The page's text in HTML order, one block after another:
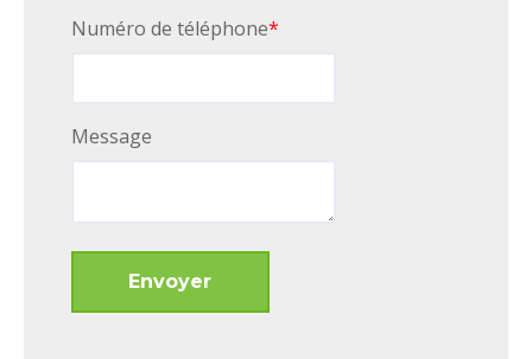
Numéro de téléphone*
Message